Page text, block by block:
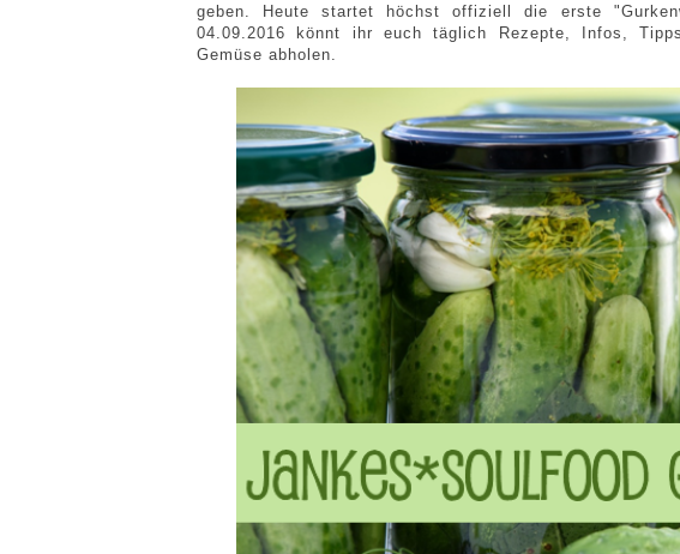
geben. Heute startet höchst offiziell die erste
04.09.2016 könnt ihr euch täglich Rezepte, Infos,
Gemüse abholen.